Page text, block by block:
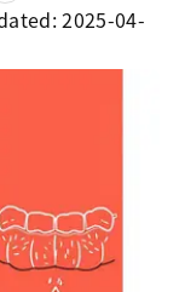
2025-04-